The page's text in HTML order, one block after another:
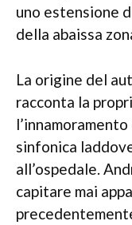
uno estensione
della abaissa
La origine del
racconta la
sinfonica
all’ospedale.
capitare mai